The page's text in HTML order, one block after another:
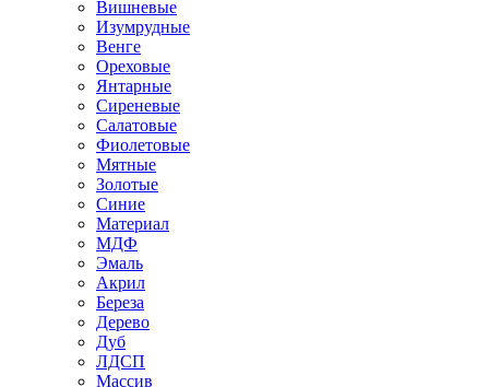
Вишневые
Изумрудные
Венге
Ореховые
Янтарные
Сиреневые
Салатовые
Фиолетовые
Мятные
Золотые
Синие
Материал
МДФ
Эмаль
Акрил
Береза
Дерево
Дуб
ЛДСП
Массив